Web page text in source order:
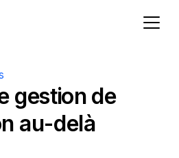
gestion de
au-delà